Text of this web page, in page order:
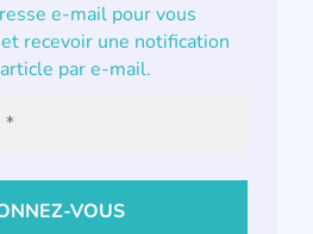
e-mail pour vous
recevoir une notification
par e-mail.